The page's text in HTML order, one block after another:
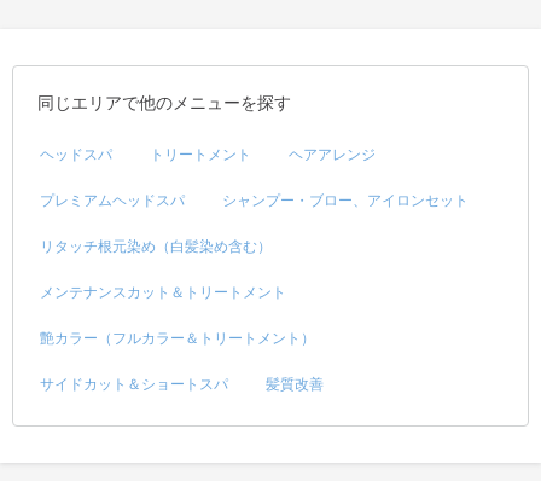
同じエリアで他のメニューを探す
ヘッドスパ トリートメント ヘアアレンジ
プレミアムヘッドスパ シャンプー・ブロー、アイロンセット
リタッチ根元染め（白髪染め含む）
メンテナンスカット＆トリートメント
艶カラー（フルカラー＆トリートメント）
サイドカット＆ショートスパ 髪質改善